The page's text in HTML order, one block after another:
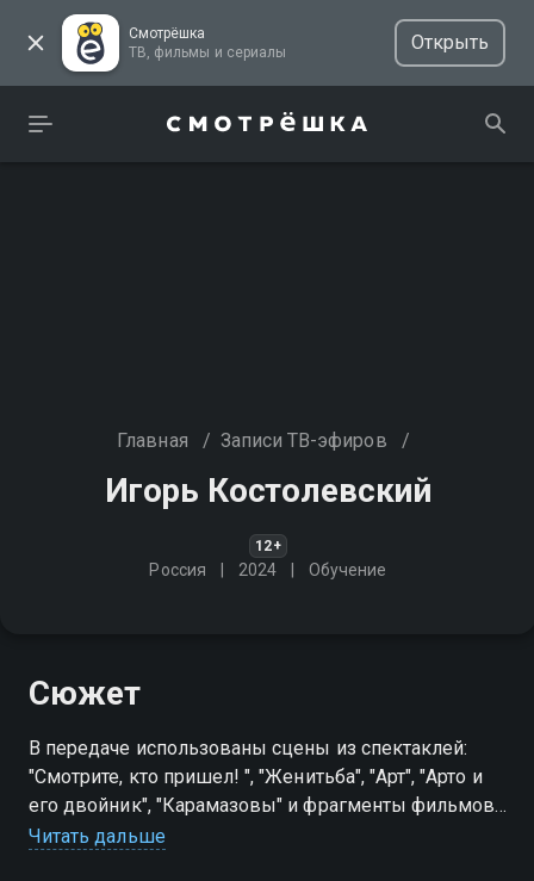
Смотрёшка
ТВ, фильмы и сериалы
Открыть
Главная / Записи ТВ-эфиров /
Игорь Костолевский
12+
Россия 2024 Обучение
Сюжет
В передаче использованы сцены из спектаклей:
"Смотрите, кто пришел! ", "Женитьба", "Арт", "Арто и
его двойник", "Карамазовы" и фрагменты фильмов:
"Звезда пленительного счастья", "А зори здесь
Читать дальше